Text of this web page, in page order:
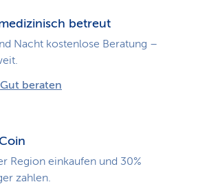
betreut
Nacht kostenlose Beratung –
Gut beraten
Region einkaufen und 30%
zahlen.